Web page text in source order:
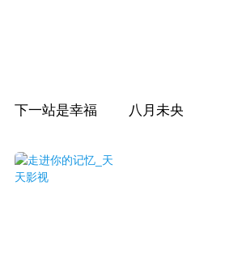
下一站是幸福 八月未央